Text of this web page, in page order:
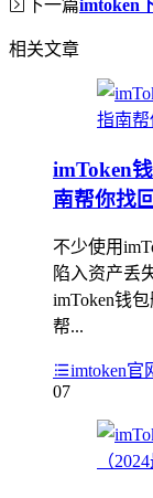
下一篇imtoken
相关文章
imToken
南帮你找
不少使用
陷入资产丢
imToken钱
帮...
imtoken官
07